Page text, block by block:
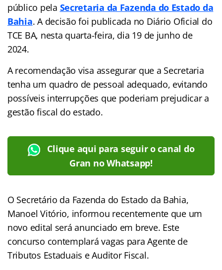
público pela Secretaria da Fazenda do Estado da
Bahia. A decisão foi publicada no Diário Oficial do
TCE BA, nesta quarta-feira, dia 19 de junho de
2024.
A recomendação visa assegurar que a Secretaria
tenha um quadro de pessoal adequado, evitando
possíveis interrupções que poderiam prejudicar a
gestão fiscal do estado.
Clique aqui para seguir o canal do
Gran no Whatsapp!
O Secretário da Fazenda do Estado da Bahia,
Manoel Vitório, informou recentemente que um
novo edital será anunciado em breve. Este
concurso contemplará vagas para Agente de
Tributos Estaduais e Auditor Fiscal.